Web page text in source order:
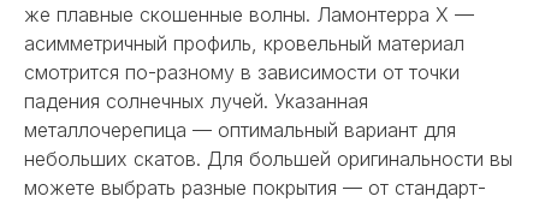
же плавные скошенные волны. Ламонтерра X —
асимметричный профиль, кровельный материал
смотрится по-разному в зависимости от точки
падения солнечных лучей. Указанная
металлочерепица — оптимальный вариант для
небольших скатов. Для большей оригинальности вы
можете выбрать разные покрытия — от стандарт-